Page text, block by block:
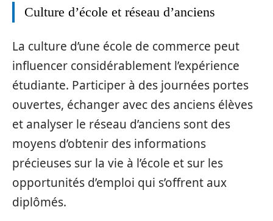
Culture d’école et réseau d’anciens
La culture d’une école de commerce peut
influencer considérablement l’expérience
étudiante. Participer à des journées portes
ouvertes, échanger avec des anciens élèves
et analyser le réseau d’anciens sont des
moyens d’obtenir des informations
précieuses sur la vie à l’école et sur les
opportunités d’emploi qui s’offrent aux
diplômés.